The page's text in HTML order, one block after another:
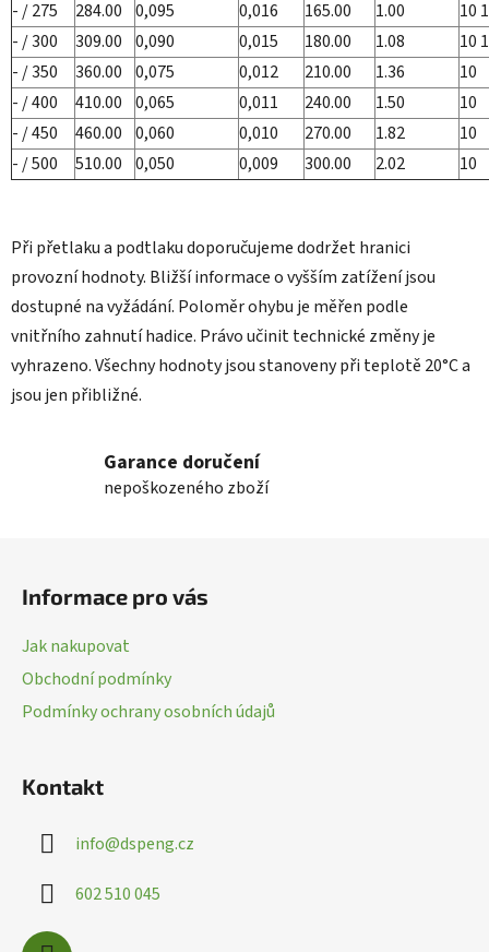
- / 275
284.00 0,095 0,016 165.00 1.00
10
- / 300
309.00 0,090 0,015 180.00 1.08
10
- / 350
360.00 0,075 0,012 210.00 1.36
10
- / 400
410.00 0,065 0,011 240.00 1.50
10
- / 450
460.00 0,060 0,010 270.00 1.82
10
- / 500
510.00 0,050 0,009 300.00 2.02 10
Při přetlaku a podtlaku doporučujeme dodržet hranici
provozní hodnoty. Bližší informace o vyšším zatížení jsou
dostupné na vyžádání. Poloměr ohybu je měřen podle
vnitřního zahnutí hadice. Právo učinit technické změny je
vyhrazeno. Všechny hodnoty jsou stanoveny při teplotě 20°C a
jsou jen přibližné.
Garance doručení
nepoškozeného zboží
Informace pro vás
Jak nakupovat
Obchodní podmínky
Podmínky ochrany osobních údajů
Kontakt
info@dspeng.cz
602 510 045